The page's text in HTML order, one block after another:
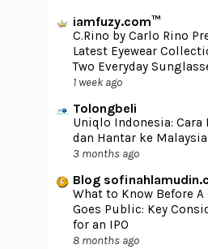
iamfuzy.com™
C.Rino by Carlo Rino
Latest Eyewear
Two Everyday
1 week ago
Tolongbeli
Uniqlo Indonesia: Cara
dan Hantar ke Malaysia
3 months ago
Blog
What to Know Before A
Goes Public: Key
for an IPO
8 months ago